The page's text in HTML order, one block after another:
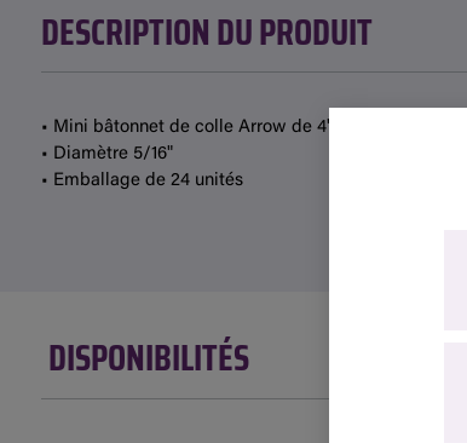
DESCRIPTION DU PRODUIT
• Mini bâtonnet de colle Arrow de 4" de longueur
• Diamètre 5/16"
• Emballage de 24 unités
DISPONIBILITÉS